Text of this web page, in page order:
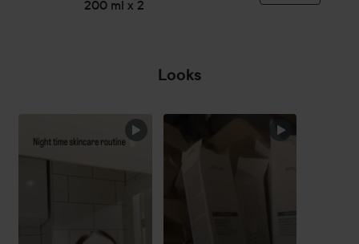
en behoeften.
200 ml x 2
Looks
SECTIE OVERSLAAN